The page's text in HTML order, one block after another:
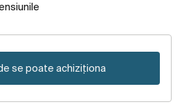
se poate achiziționa